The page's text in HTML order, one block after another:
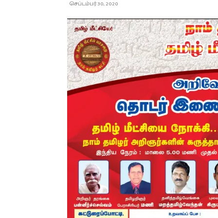
செப்டம்பர் 30, 2020